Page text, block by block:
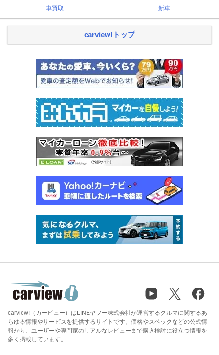
車買取 新車
carview!トップ
carview!（カービュー）はLINEヤフー株式会社が運営するクルマに関するあ
らゆる情報やサービスを提供するサイトです。価格やスペックなどの公式情
報から、ユーザーや専門家のリアルなレビューまで購入検討に役立つ情報を
多く掲載しています。